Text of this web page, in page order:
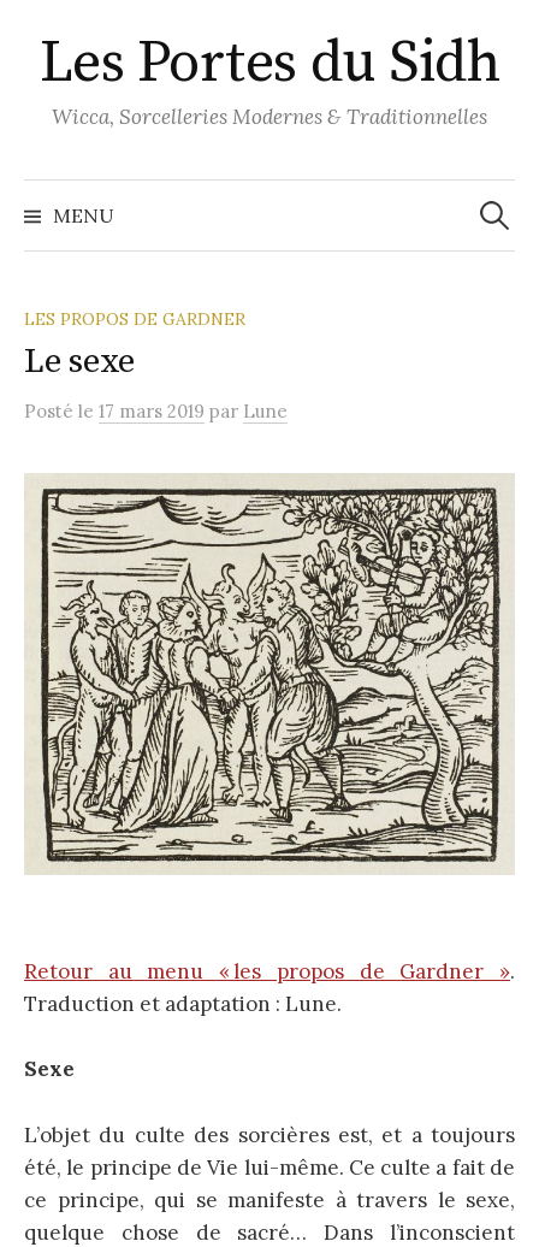
au
contenu
Les Portes du Sidh
Wicca, Sorcelleries Modernes & Traditionnelles
MENU
LES PROPOS DE GARDNER
Le sexe
Posté le 17 mars 2019 par Lune
Retour au menu « les propos de Gardner ».
Traduction et adaptation : Lune.
Sexe
L’objet du culte des sorcières est, et a toujours
été, le principe de Vie lui-même. Ce culte a fait de
ce principe, qui se manifeste à travers le sexe,
quelque chose de sacré… Dans l’inconscient